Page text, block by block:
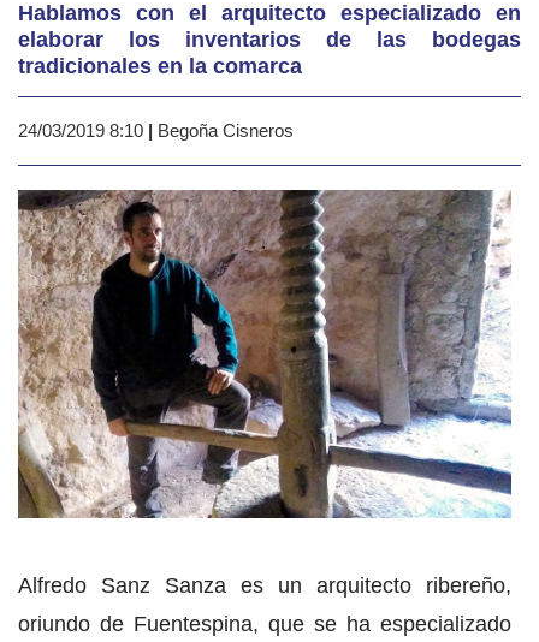
Hablamos con el arquitecto especializado en
elaborar los inventarios de las bodegas
tradicionales en la comarca
24/03/2019 8:10 | Begoña Cisneros
Alfredo Sanz Sanza es un arquitecto ribereño,
oriundo de Fuentespina, que se ha especializado